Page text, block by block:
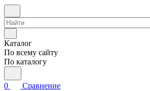
Каталог
По всему сайту
По каталогу
0
Сравнение